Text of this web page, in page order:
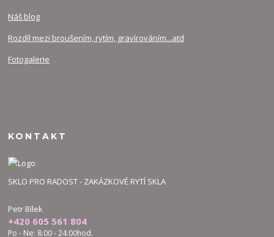
Náš blog
Rozdíl mezi broušením, rytím, gravírováním...atd
Fotogalerie
KONTAKT
SKLO PRO RADOST - ZAKÁZKOVÉ RYTÍ SKLA
Petr Bílek
+420 605 561 804
Po - Ne: 8:00 - 24:00hod.